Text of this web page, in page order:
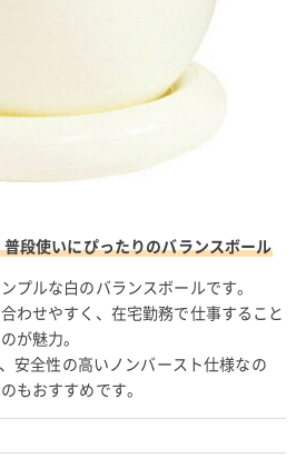
段使いにぴったりのバランスボール
プルな白のバランスボールです。
わせやすく、在宅勤務で仕事すること
が魅力。
安全性の高いノンバースト仕様なの
もおすすめです。